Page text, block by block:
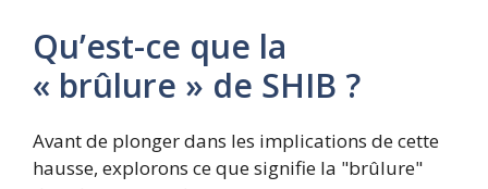
Qu’est-ce que la
« brûlure » de SHIB ?
Avant de plonger dans les implications de cette
hausse, explorons ce que signifie la "brûlure"